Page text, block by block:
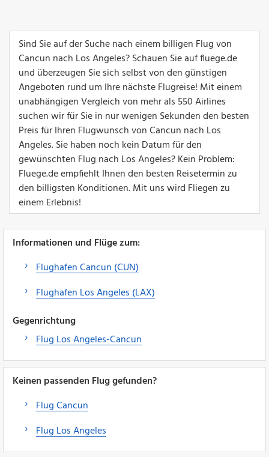
Sind Sie auf der Suche nach einem billigen Flug von
Cancun nach Los Angeles? Schauen Sie auf fluege.de
und überzeugen Sie sich selbst von den günstigen
Angeboten rund um Ihre nächste Flugreise! Mit einem
unabhängigen Vergleich von mehr als 550 Airlines
suchen wir für Sie in nur wenigen Sekunden den besten
Preis für Ihren Flugwunsch von Cancun nach Los
Angeles. Sie haben noch kein Datum für den
gewünschten Flug nach Los Angeles? Kein Problem:
Fluege.de empfiehlt Ihnen den besten Reisetermin zu
den billigsten Konditionen. Mit uns wird Fliegen zu
einem Erlebnis!
Informationen und Flüge zum:
Flughafen Cancun (CUN)
Flughafen Los Angeles (LAX)
Gegenrichtung
Flug Los Angeles-Cancun
Keinen passenden Flug gefunden?
Flug Cancun
Flug Los Angeles